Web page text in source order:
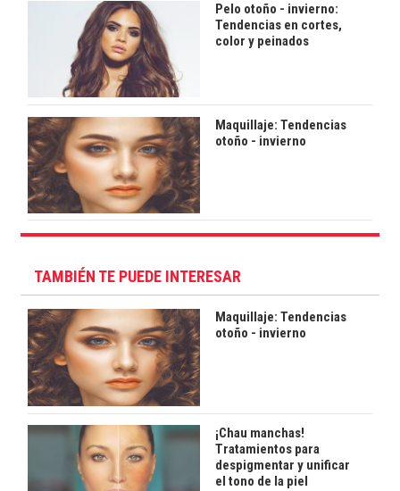
Pelo otoño - invierno:
Tendencias en cortes,
color y peinados
Maquillaje: Tendencias
otoño - invierno
TAMBIÉN TE PUEDE INTERESAR
Maquillaje: Tendencias
otoño - invierno
¡Chau manchas!
Tratamientos para
despigmentar y unificar
el tono de la piel